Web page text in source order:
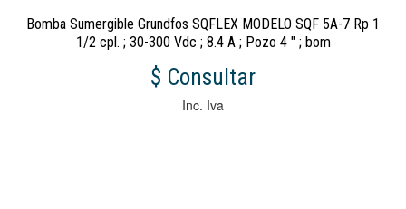
Bomba Sumergible Grundfos SQFLEX MODELO SQF 5A-7 Rp 1
1/2 cpl. ; 30-300 Vdc ; 8.4 A ; Pozo 4 " ; bom
$ Consultar
Inc. Iva